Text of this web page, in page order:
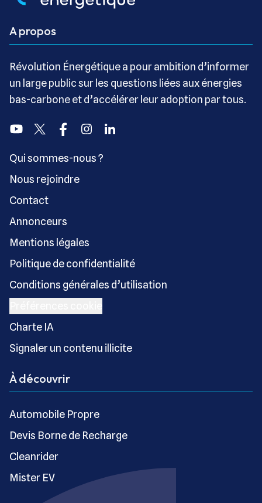
A propos
Révolution Énergétique a pour ambition d’informer
un large public sur les questions liées aux énergies
bas-carbone et d’accélérer leur adoption par tous.
YoutubeTwitter FacebookInstagramLinkedin
Qui sommes-nous ?
Nous rejoindre
Contact
Annonceurs
Mentions légales
Politique de confidentialité
Conditions générales d’utilisation
Charte IA
Signaler un contenu illicite
À découvrir
Automobile Propre
Devis Borne de Recharge
Cleanrider
Mister EV